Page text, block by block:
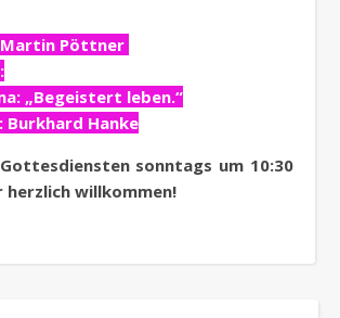
Martin Pöttner
„Begeistert leben.“
Hanke
sonntags um 10:30
herzlich willkommen!